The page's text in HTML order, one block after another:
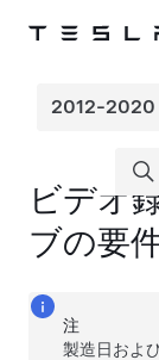
ビデオ
ブの要
注
製造日およ